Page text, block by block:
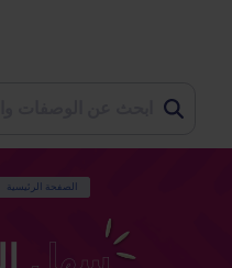
الصفحة الرئيسية